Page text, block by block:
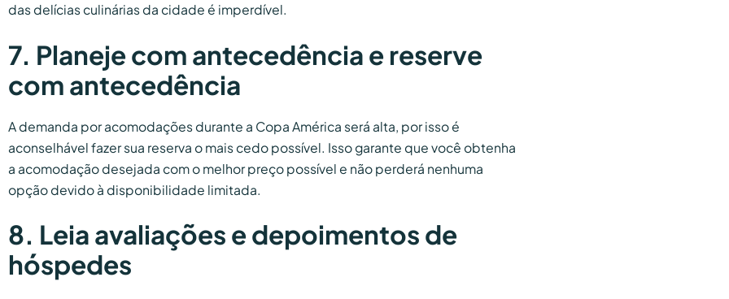
das delícias culinárias da cidade é imperdível.
7. Planeje com antecedência e reserve
com antecedência
A demanda por acomodações durante a Copa América será alta, por isso é
aconselhável fazer sua reserva o mais cedo possível. Isso garante que você obtenha
a acomodação desejada com o melhor preço possível e não perderá nenhuma
opção devido à disponibilidade limitada.
8. Leia avaliações e depoimentos de
hóspedes